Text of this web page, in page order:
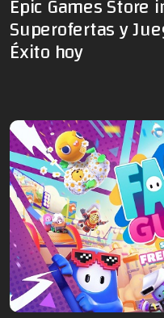
Superofertas y
Éxito hoy